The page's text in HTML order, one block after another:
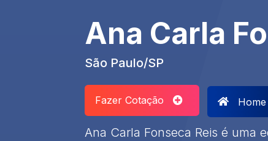
Ana Carla
São Paulo/SP
Fazer Cotação Home
Ana Carla Fonseca Reis é uma